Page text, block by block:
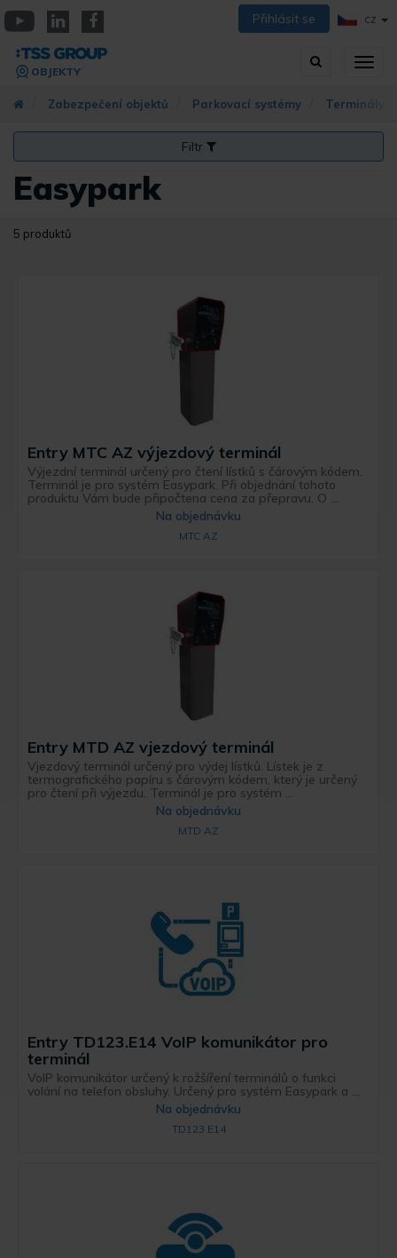
Přejít
k
hlavnímu
obsahu
Přihlásit se CZ
Vyhledávání
OBJEKTY
Zabezpečení objektů Parkovací systémy Terminály
Filtr
Easypark
5 produktů
Entry MTC AZ výjezdový terminál
Výjezdní terminál určený pro čtení lístků s čárovým kódem.
Terminál je pro systém Easypark. Při objednání tohoto
produktu Vám bude připočtena cena za přepravu. O ...
Na objednávku
MTC AZ
Entry MTD AZ vjezdový terminál
Vjezdový terminál určený pro výdej lístků. Lístek je z
termografického papíru s čárovým kódem, který je určený
pro čtení při výjezdu. Terminál je pro systém ...
Na objednávku
MTD AZ
Entry TD123.E14 VoIP komunikátor pro
terminál
VoIP komunikátor určený k rožšíření terminálů o funkci
volání na telefon obsluhy. Určený pro systém Easypark a ...
Na objednávku
TD123.E14